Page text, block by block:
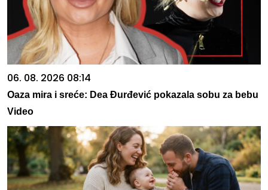
06. 08. 2026 08:14
Oaza mira i sreće: Dea Đurđević pokazala sobu za bebu
Video